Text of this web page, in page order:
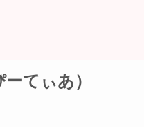
てぃあ）